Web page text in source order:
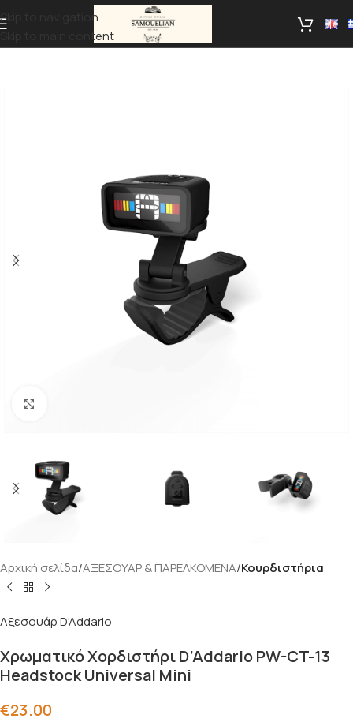
Skip to navigation
Skip to main content
Αρχική σελίδα ΑΞΕΣΟΥΑΡ & ΠΑΡΕΛΚΟΜΕΝΑ Κουρδιστήρια
Αξεσουάρ D'Addario
Χρωματικό Χορδιστήρι D’Addario PW-CT-13
Headstock Universal Mini
€23.00